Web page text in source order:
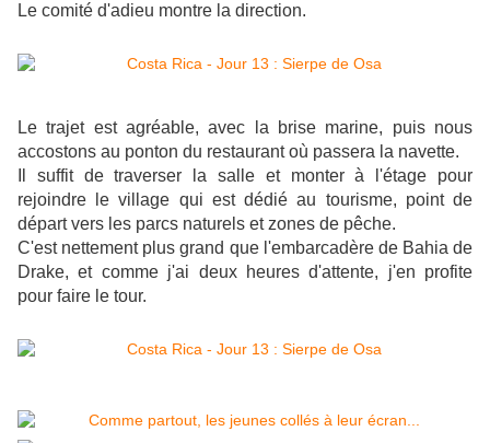
Le comité d'adieu montre la direction.
Le trajet est agréable, avec la brise marine, puis nous
accostons au ponton du restaurant où passera la navette.
Il suffit de traverser la salle et monter à l'étage pour
rejoindre le village qui est dédié au tourisme, point de
départ vers les parcs naturels et zones de pêche.
C'est nettement plus grand que l'embarcadère de Bahia de
Drake, et comme j'ai deux heures d'attente, j'en profite
pour faire le tour.